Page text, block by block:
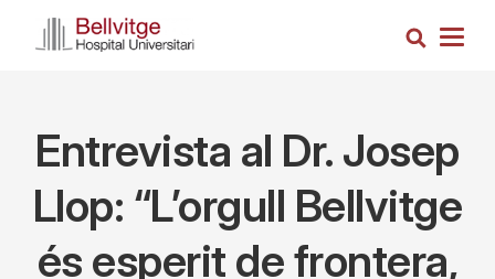
Search
Entrevista al Dr. Josep
Llop: “L’orgull Bellvitge
és esperit de frontera,